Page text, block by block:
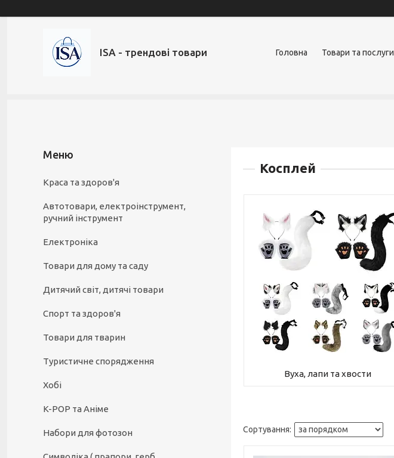
ISA - трендові товари Головна Товари та послуги
Косплей
Вуха, лапи та хвости
Краса та здоров'я
Автотовари, електроінструмент,
ручний інструмент
Електроніка
Товари для дому та саду
Дитячий світ, дитячі товари
Спорт та здоров'я
Товари для тварин
Туристичне спорядження
Хобі
K-POP та Аніме
Набори для фотозон